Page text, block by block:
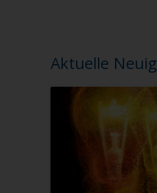
Aktuelle